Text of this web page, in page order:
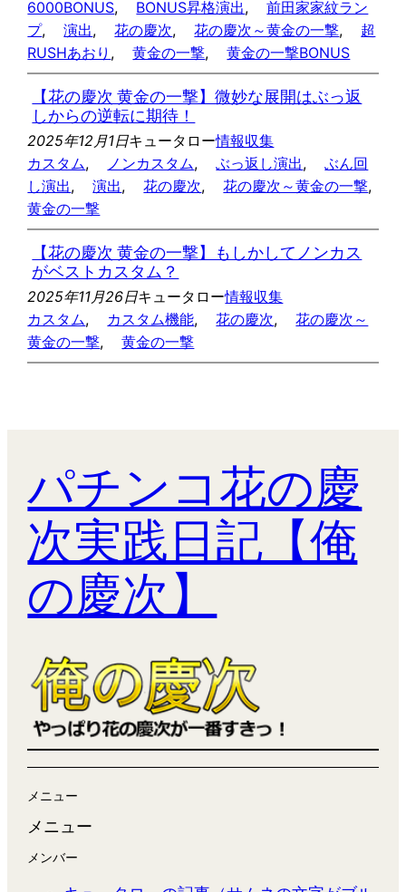
6000BONUS, BONUS昇格演出,
前田家家紋ラン
プ, 演出, 花の慶次, 花の慶次～黄金の一撃,
超
RUSHあおり , 黄金の一撃, 黄金の一撃BONUS
【花の慶次 黄金の一撃】微妙な展開はぶっ返
しからの逆転に期待！
2025年12月1日キュータロー情報収集
カスタム, ノンカスタム, ぶっ返し演出,
ぶん回
し演出, 演出, 花の慶次, 花の慶次～黄金の一撃
黄金の一撃
【花の慶次 黄金の一撃】もしかしてノンカス
がベストカスタム？
2025年11月26日キュータロー情報収集
カスタム, カスタム機能, 花の慶次,
花の慶次～
黄金の一撃, 黄金の一撃
パチンコ花の慶
次実践日記【俺
の慶次】
メニュー
メニュー
メンバー